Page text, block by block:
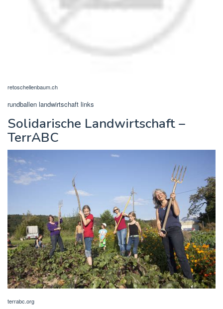
retoschellenbaum.ch
rundballen landwirtschaft links
Solidarische Landwirtschaft –
TerrABC
terrabc.org